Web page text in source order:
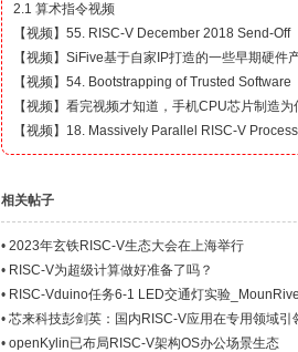
2.1 算术指令视频
【视频】55. RISC-V December 2018 Send-Off
【视频】SiFive基于自家IP打造的一些早期硬件
【视频】54. Bootstrapping of Trusted Software
【视频】看完视频才知道，手机CPU芯片制造为
【视频】18. Massively Parallel RISC-V
相关帖子
• 2023年玄铁RISC-V生态大会在上海举行
• RISC-V为超级计算做好准备了吗？
• RISC-Vduino任务6-1 LED交通灯实验
• 芯来科技彭剑英：国内RISC-V应用在专用领域引
• openKylin已布局RISC-V架构OS办公场景生态